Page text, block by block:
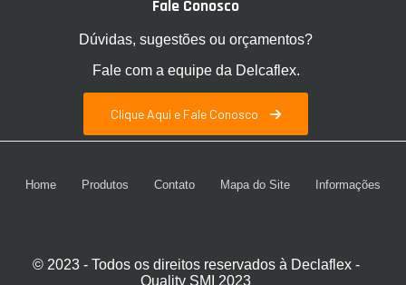
Fale Conosco
Dúvidas, sugestões ou orçamentos?
Fale com a equipe da Delcaflex.
Clique Aqui e Fale Conosco
Home Produtos Contato Mapa do Site Informações
© 2023 - Todos os direitos reservados à Declaflex -
Quality SMI 2023